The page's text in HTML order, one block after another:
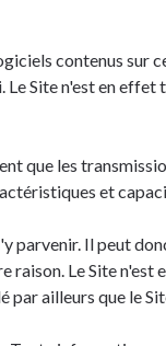
contenus sur
Site n'est en
que les
et
parvenir. Il peut
Le Site n'est
ailleurs que le